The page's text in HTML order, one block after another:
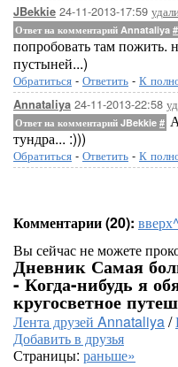
JBekkie 24-11-2013-17:59
Ответ на комментарий Annataliya #
попробовать там пожить.
пустыней...)
Обратиться - Ответить - К
Annataliya 24-11-2013-22:58
Ответ на комментарий JBekkie #
тундра... :)))
Обратиться - Ответить - К
Комментарии (20): вверх^
Вы сейчас не можете
Дневник Самая
- Когда-нибудь я
кругосветное
Лента друзей Annataliya/
Добавить в друзья
Страницы: раньше»